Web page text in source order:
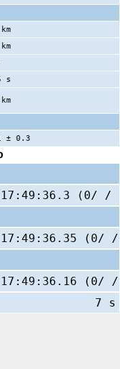
s
± 0.3
17:49:36.3 (0/ /
17:49:36.35 (0/
17:49:36.16 (0/
7 s